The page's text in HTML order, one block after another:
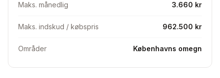
- Man må ikke have husdyr desværre
Maks. månedlig 3.660 kr
Maks. indskud / købspris 962.500 kr
Områder Københavns omegn